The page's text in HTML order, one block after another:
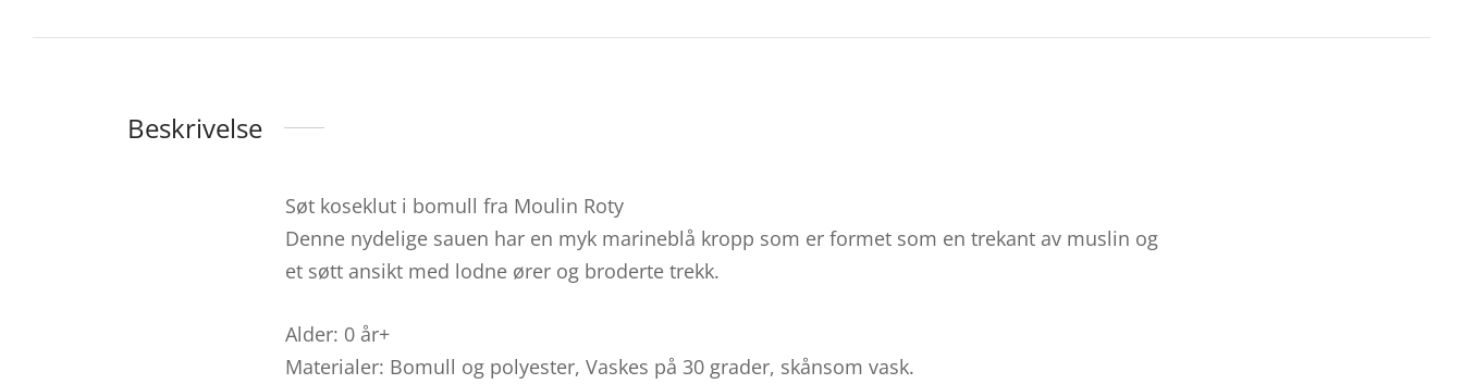
Beskrivelse
Søt koseklut i bomull fra Moulin Roty
Denne nydelige sauen har en myk marineblå kropp som er formet som en trekant av muslin og
et søtt ansikt med lodne ører og broderte trekk.
Alder: 0 år+
Materialer: Bomull og polyester, Vaskes på 30 grader, skånsom vask.